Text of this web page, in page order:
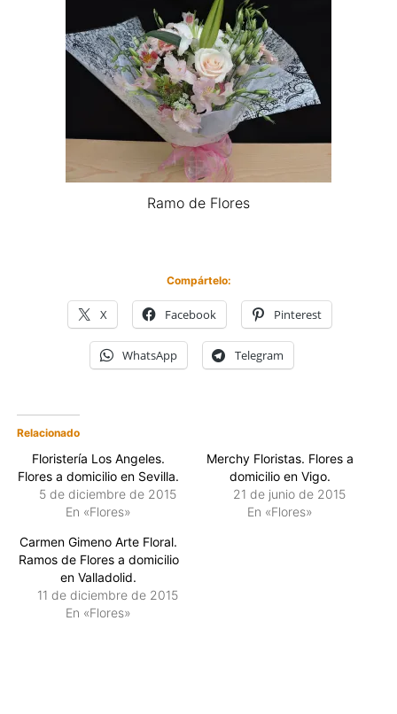
Ramo de Flores
Compártelo:
X Facebook Pinterest
WhatsApp Telegram
Relacionado
Floristería Los Angeles.
Flores a domicilio en Sevilla.
5 de diciembre de 2015
En «Flores»
Merchy Floristas. Flores a
domicilio en Vigo.
21 de junio de 2015
En «Flores»
Carmen Gimeno Arte Floral.
Ramos de Flores a domicilio
en Valladolid.
11 de diciembre de 2015
En «Flores»